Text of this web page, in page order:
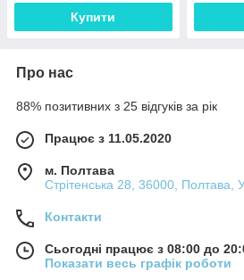
Купити
Про нас
88% позитивних з 25 відгуків за рік
Працює з 11.05.2020
м. Полтава
Стрітенська 28, 36000, Полтава,
Контакти
Сьогодні працює з 08:00 до
Показати весь графік роботи